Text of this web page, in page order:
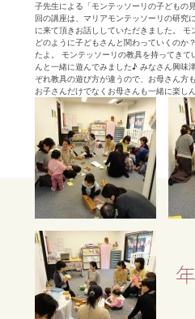
子先生による「モンテッソーリの子どもの
回の講座は、マリアモンテッソーリの研究
に来て頂きお話ししていただきました。 モ
どのように子どもさんと関わっていくのか
たよ。 モンテッソーリの教具を持ってきて
んと一緒に遊んでみました♪ みなさん興味
ぞれ教具の遊び方が違うので、お母さん方
お子さんだけでなくお母さんも一緒に楽し